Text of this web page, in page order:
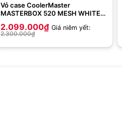
Vỏ case CoolerMaster
MASTERBOX 520 MESH WHITE
2.099.000₫ Giá niêm yết:
2.300.000₫